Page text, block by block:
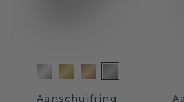
Aanschuifring